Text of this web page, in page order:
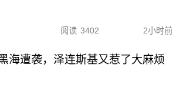
阅读 3402 2小时前
海遭袭，泽连斯基又惹了大麻烦